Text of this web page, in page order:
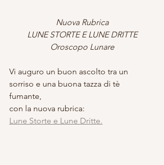
Nuova Rubrica
LUNE STORTE E LUNE DRITTE
Oroscopo Lunare
Vi auguro un buon ascolto tra un
sorriso e una buona tazza di tè
fumante,
con la nuova rubrica:
Lune Storte e Lune Dritte.